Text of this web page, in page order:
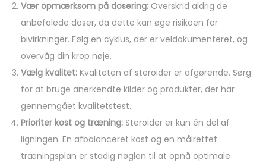
Vær opmærksom på dosering: Overskrid aldrig de
anbefalede doser, da dette kan øge risikoen for
bivirkninger. Følg en cyklus, der er veldokumenteret, og
overvåg din krop nøje.
Vælg kvalitet: Kvaliteten af steroider er afgørende. Sørg
for at bruge anerkendte kilder og produkter, der har
gennemgået kvalitetstest.
Prioriter kost og træning: Steroider er kun én del af
ligningen. En afbalanceret kost og en målrettet
træningsplan er stadig nøglen til at opnå optimale